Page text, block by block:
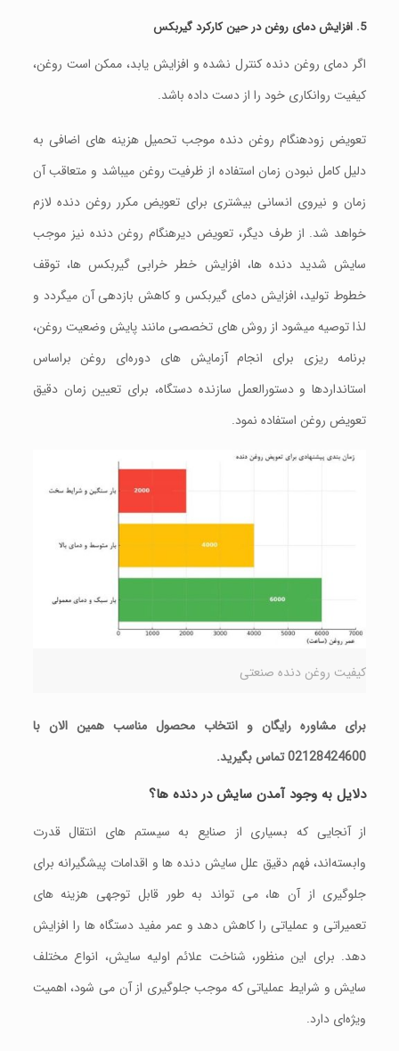
5. افزایش دمای روغن در حین کارکرد گیربکس
اگر دمای روغن دنده کنترل نشده و افزایش یابد، ممکن است روغن،
کیفیت روانکاری خود را از دست داده باشد.
تعویض زودهنگام روغن دنده موجب تحمیل هزینه‌ های اضافی به
دلیل کامل نبودن زمان استفاده از ظرفیت روغن میباشد و متعاقب آن
زمان و نیروی انسانی بیشتری برای تعویض مکرر روغن دنده لازم
خواهد شد. از طرف دیگر، تعویض دیرهنگام روغن دنده نیز موجب
سایش شدید دنده ها، افزایش خطر خرابی گیربکس ها، توقف
خطوط تولید، افزایش دمای گیربکس و کاهش بازدهی آن میگردد و
لذا توصیه میشود از روش‌ های تخصصی مانند پایش وضعیت روغن،
برنامه ریزی برای انجام آزمایش‌ های دوره‌ای روغن براساس
استانداردها و دستورالعمل سازنده دستگاه، برای تعیین زمان دقیق
تعویض روغن استفاده نمود.
کیفیت روغن دنده صنعتی
برای مشاوره رایگان و انتخاب محصول مناسب همین الان با
02128424600 تماس بگیرید.
دلایل به وجود آمدن سایش در دنده‌ ها؟
از آنجایی که بسیاری از صنایع به سیستم‌ های انتقال قدرت
وابسته‌اند، فهم دقیق علل سایش دنده‌ ها و اقدامات پیشگیرانه برای
جلوگیری از آن‌ ها، می‌ تواند به‌ طور قابل توجهی هزینه‌ های
تعمیراتی و عملیاتی را کاهش دهد و عمر مفید دستگاه‌ ها را افزایش
دهد. برای این منظور، شناخت علائم اولیه سایش، انواع مختلف
سایش و شرایط عملیاتی که موجب جلوگیری از آن می‌ شود، اهمیت
ویژه‌ای دارد.